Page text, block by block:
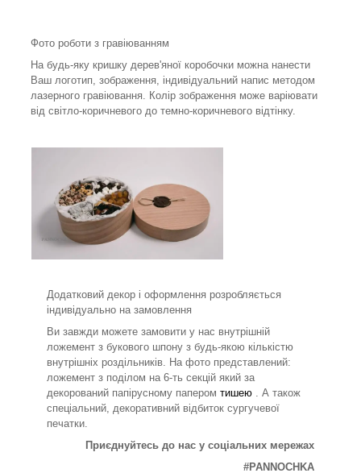
Фото роботи з гравіюванням
На будь-яку кришку дерев'яної коробочки можна нанести
Ваш логотип, зображення, індивідуальний напис методом
лазерного гравіювання. Колір зображення може варіювати
від світло-коричневого до темно-коричневого відтінку.
Додатковий декор і оформлення розробляється
індивідуально на замовлення
Ви завжди можете замовити у нас внутрішній
ложемент з букового шпону з будь-якою кількістю
внутрішніх роздільників. На фото представлений:
ложемент з поділом на 6-ть секцій який за
декорований папірусному папером тишею . А також
спеціальний, декоративний відбиток сургучевої
печатки.
Приєднуйтесь до нас у соціальних мережах
#PANNOCHKA